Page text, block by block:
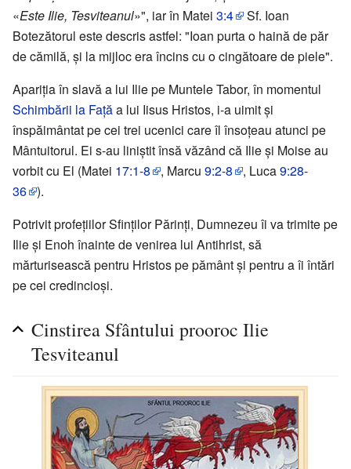
«Este Ilie, Tesviteanul»", iar în Matei 3:4
Sf. Ioan
Botezătorul este descris astfel: "Ioan purta o haină de păr
de cămilă, și la mijloc era încins cu o cingătoare de piele".
Apariția în slavă a lui Ilie pe Muntele Tabor, în momentul
Schimbării la Fațăa lui Iisus Hristos, i-a uimit și
înspăimântat pe cei trei ucenici care îl însoțeau atunci pe
Mântuitorul. Ei s-au liniștit însă văzând că Ilie și Moise au
vorbit cu El (Matei 17:1-8 , Marcu 9:2-8 , Luca9:28-
36 ).
Potrivit profețiilor Sfinților Părinți, Dumnezeu îi va trimite pe
Ilie și Enoh înainte de venirea lui Antihrist, să
mărturisească pentru Hristos pe pământ și pentru a îi întări
pe cei credincioși.
Cinstirea Sfântului prooroc Ilie
Tesviteanul